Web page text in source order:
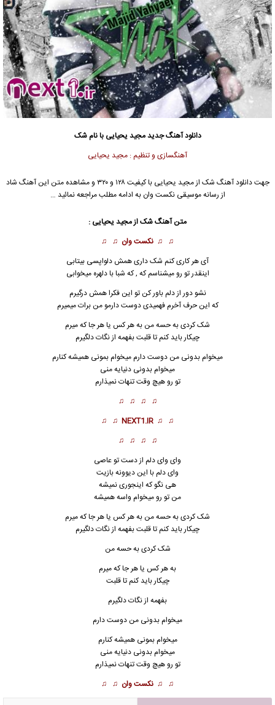
دانلود آهنگ جدیدمجید یحیایی با نام شک
آهنگسازی و تنظیم : مجید یحیایی
جهت دانلود آهنگ شک ازمجید یحیایی
با کیفیت ۱۲۸ و ۳۲۰ و مشاهده متن این آهنگ شاد
از رسانه موسیقی نکست وان به ادامه مطلب مراجعه نمائید …
متن آهنگ شک ازمجید یحیایی :
♫ ♫ نکست وان ♫ ♫
آی هر کاری کنم شک داری همش دلواپسی بیتابی
اینقدر تو رو میشناسم که , که شبا با دلهره میخوابی
نشو دور از دلم باور کن تو این فکرا همش درگیرم
که این حرف آخرم فهمیدی دوست دارمو من برات میمیرم
شک کردی به حسه من به هر کس یا هر جا که میرم
چیکار باید کنم تا قلبت بفهمه از نگات دلگیرم
میخوام بدونی من دوست دارم میخوام بمونی همیشه کنارم
میخوام بدونی دنیایه منی
تو رو هیچ وقت تنهات نمیذارم
♫ ♫ ♫ ♫
♫ ♫
NEXT1.IR
♫ ♫
♫ ♫ ♫ ♫
وای وای دلم از دست تو عاصی
وای دلم با این دیوونه بازیت
هی نگو که اینجوری نمیشه
من تو رو میخوام واسه همیشه
شک کردی به حسه من به هر کس یا هر جا که میرم
چیکار باید کنم تا قلبت بفهمه از نگات دلگیرم
شک کردی به حسه من
به هر کس یا هر جا که میرم
چیکار باید کنم تا قلبت
بفهمه از نگات دلگیرم
میخوام بدونی من دوست دارم
میخوام بمونی همیشه کنارم
میخوام بدونی دنیایه منی
تو رو هیچ وقت تنهات نمیذارم
♫ ♫ نکست وان ♫ ♫